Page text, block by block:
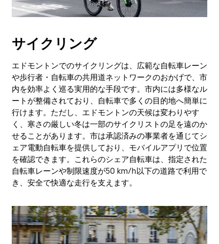
サイクリング
エドモントンでのサイクリングは、広範な自転車レーン
や歩行者・自転車の共用道ネットワークのおかげで、市
内を効率よく巡る実用的な手段です。市内には多様なル
ートが整備されており、自転車で多くの目的地へ簡単に
行けます。ただし、エドモントンの天候は変わりやす
く、寒さの厳しい冬は一部のサイクリストの足を遠のか
せることがあります。市は承認済みの事業者を通じてシ
ェア電動自転車を提供しており、モバイルアプリで位置
を確認できます。これらのシェア自転車は、指定された
自転車レーンや制限速度が50 km/h以下の道路で利用で
き、安全で快適な走行を支えます。